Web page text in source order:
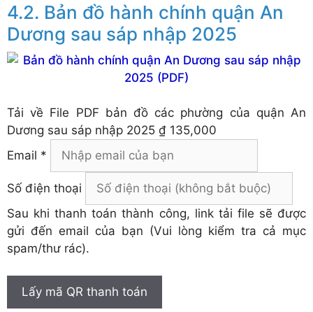
Bản đồ hành chính quận An
Dương sau sáp nhập 2025
Tải về File PDF bản đồ các phường của quận An
Dương sau sáp nhập 2025 ₫ 135,000
Email *
Số điện thoại
Sau khi thanh toán thành công, link tải file sẽ được
gửi đến email của bạn (Vui lòng kiểm tra cả mục
spam/thư rác).
Lấy mã QR thanh toán